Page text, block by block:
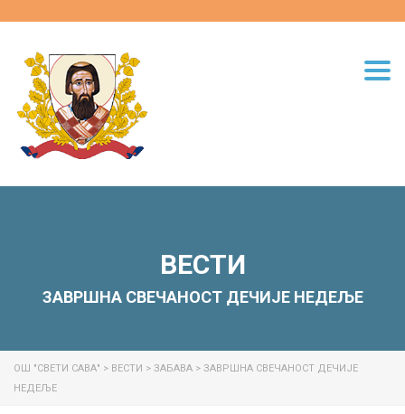
ВЕСТИ
ЗАВРШНА СВЕЧАНОСТ ДЕЧИЈЕ НЕДЕЉЕ
ОШ "СВЕТИ САВА" > ВЕСТИ > ЗАБАВА > ЗАВРШНА СВЕЧАНОСТ ДЕЧИЈЕ
НЕДЕЉЕ